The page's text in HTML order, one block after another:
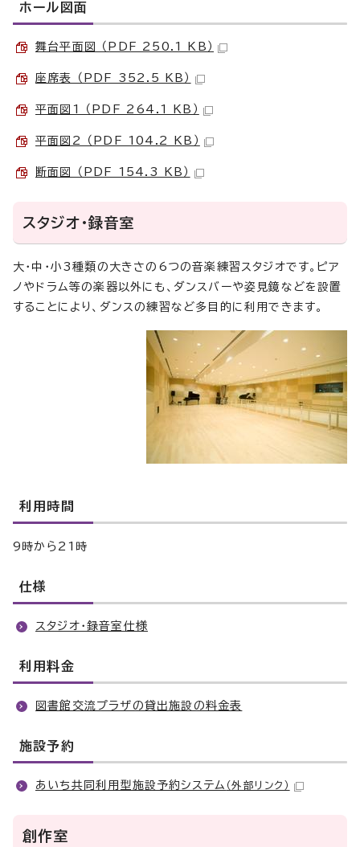
ホール図面
舞台平面図 （PDF 250.1 KB）
座席表 （PDF 352.5 KB）
平面図1 （PDF 264.1 KB）
平面図2 （PDF 104.2 KB）
断面図 （PDF 154.3 KB）
スタジオ・録音室
大・中・小3種類の大きさの6つの音楽練習スタジオです。ピア
ノやドラム等の楽器以外にも、ダンスバーや姿見鏡などを設置
することにより、ダンスの練習など多目的に利用できます。
利用時間
9時から21時
仕様
スタジオ・録音室仕様
利用料金
図書館交流プラザの貸出施設の料金表
施設予約
あいち共同利用型施設予約システム （外部リンク）
創作室